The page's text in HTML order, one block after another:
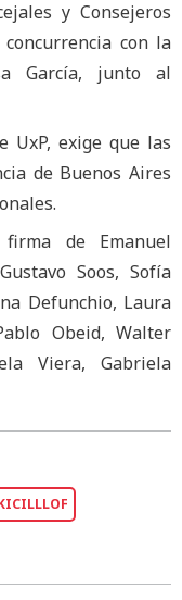
y Consejeros
con la
García, junto al
UxP, exige que las
de Buenos Aires
de Emanuel
Soos, Sofía
Defunchio, Laura
Obeid, Walter
Viera, Gabriela